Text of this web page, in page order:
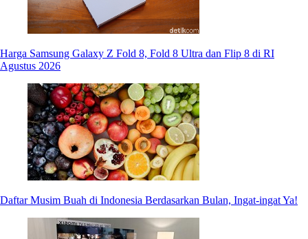
Harga Samsung Galaxy Z Fold 8, Fold 8 Ultra dan Flip 8 di RI
Agustus 2026
Daftar Musim Buah di Indonesia Berdasarkan Bulan, Ingat-ingat Ya!